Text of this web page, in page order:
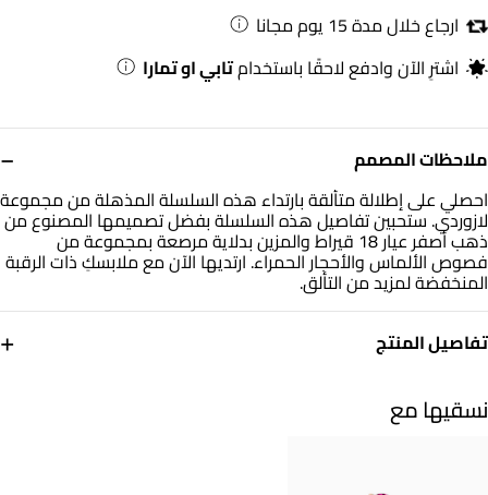
ملاحظات المصمم −
احصلي على إطلالة متألقة بارتداء هذه السلسلة المذهلة من مجموعة
لازوردي. ستحبين تفاصيل هذه السلسلة بفضل تصميمها المصنوع من
ذهب أصفر عيار 18 قيراط والمزين بدلاية مرصعة بمجموعة من
فصوص الألماس والأحجار الحمراء. ارتديها الآن مع ملابسكِ ذات الرقبة
المنخفضة لمزيد من التألق.
تفاصيل المنتج
+
ذهب أصفر 18 قيراط
ارجاع خلال مدة 15 يوم مجانا
اشترِ الآن وادفع لاحقًا باستخدامتابي او تمارا
نسقيها مع